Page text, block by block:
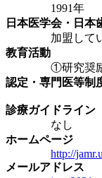
1991年
日本医学会・日本
加盟してい
教育活動
①研究奨励賞を
認定・専門医等制
診療ガイドライン
なし
ホームページ
http://
メールアドレス